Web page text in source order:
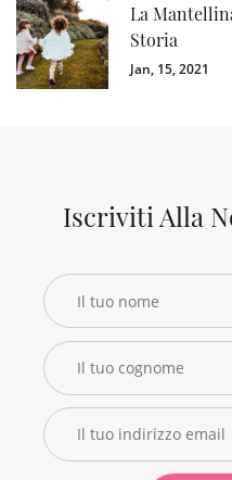
La
Storia
Jan, 15, 2021
Iscriviti Alla